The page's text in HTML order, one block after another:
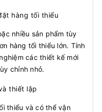
hàng tối thiểu
nhiều sản phẩm tùy
hàng tối thiểu lớn. Tính
các thiết kế mới
chỉnh nhỏ.
thiết lập
thiểu và có thể vận